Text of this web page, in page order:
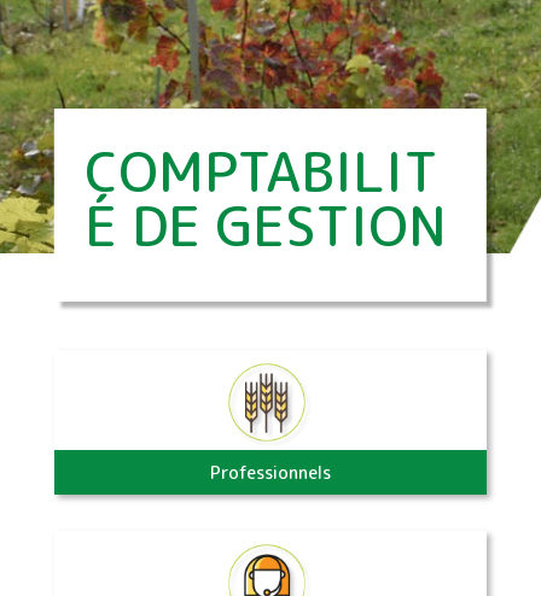
COMPTABILIT
É DE GESTION
Professionnels